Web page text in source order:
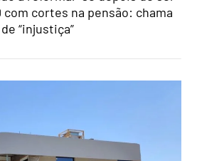
com cortes na pensão: chama
de “injustiça”